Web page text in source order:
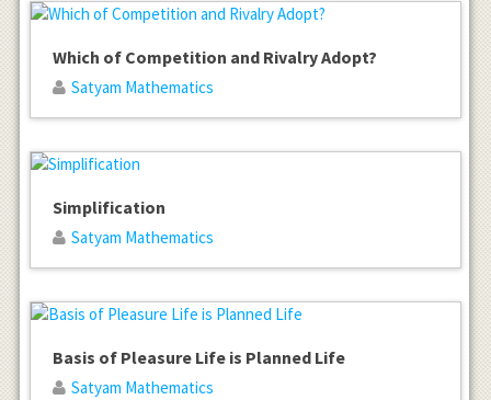
Which of Competition and Rivalry Adopt?
Satyam Mathematics
Simplification
Satyam Mathematics
Basis of Pleasure Life is Planned Life
Satyam Mathematics